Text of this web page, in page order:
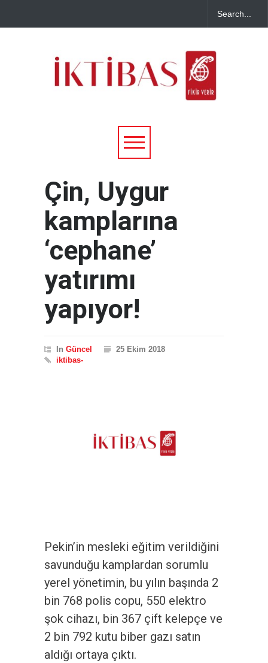
Çin, Uygur
kamplarına
‘cephane’
yatırımı
yapıyor!
In Güncel
25 Ekim 2018
iktibas-
Pekin’in mesleki eğitim verildiğini
savunduğu kamplardan sorumlu
yerel yönetimin, bu yılın başında 2
bin 768 polis copu, 550 elektro
şok cihazı, bin 367 çift kelepçe ve
2 bin 792 kutu biber gazı satın
aldığı ortaya çıktı.